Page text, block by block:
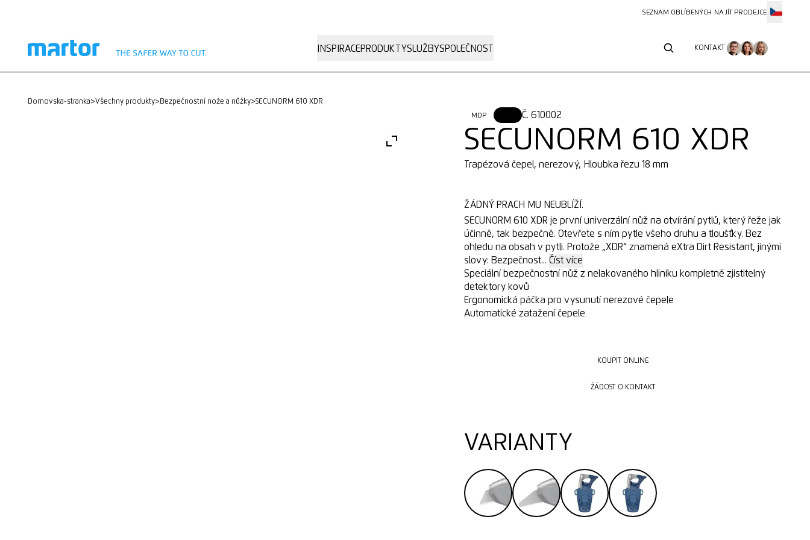
SEZNAM OBLÍBENÝCH NAJÍT PRODEJCE
INSPIRACEPRODUKTYSLUŽBYSPOLEČNOST KONTAKT
domovska-stranka> Všechny produkty> Bezpečnostní nože a nůžky> SECUNORM 610 XDR
MDP Č. 610002
SECUNORM 610 XDR
Trapézová čepel, nerezový, Hloubka řezu 18 mm
ŽÁDNÝ PRACH MU NEUBLÍŽÍ.
SECUNORM 610 XDR je první univerzální nůž na otvírání pytlů, který řeže jak
účinně, tak bezpečně. Otevřete s ním pytle všeho druhu a tloušťky. Bez
ohledu na obsah v pytli. Protože „XDR“ znamená eXtra Dirt Resistant, jinými
slovy: Bezpečnost...Číst více
Speciální bezpečnostní nůž z nelakovaného hliníku kompletně zjistitelný
detektory kovů
Ergonomická páčka pro vysunutí nerezové čepele
Automatické zatažení čepele
KOUPIT ONLINE
ŽÁDOST O KONTAKT
VARIANTY